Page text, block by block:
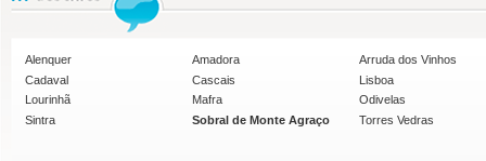
Alenquer Amadora
Arruda dos Vinhos
Cadaval
Cascais
Lisboa
Lourinhã
Mafra
Odivelas
Sintra
Sobral de Monte Agraço Torres Vedras